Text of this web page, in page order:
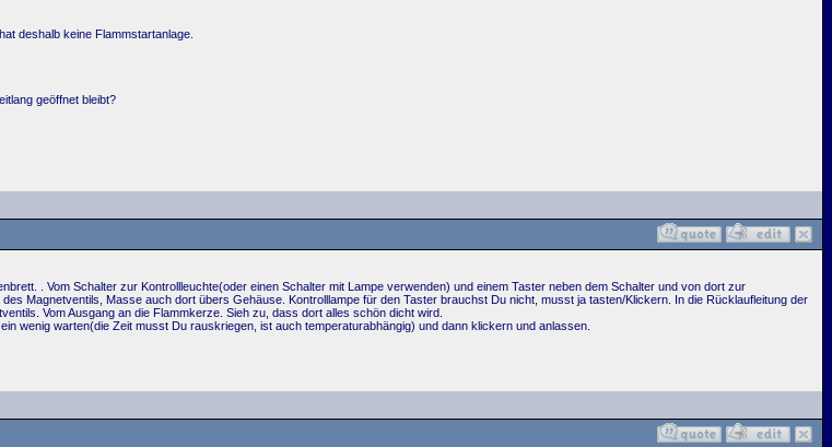
deshalb keine Flammstartanlage.
geöffnet bleibt?
. Vom Schalter zur Kontrollleuchte(oder einen Schalter mit Lampe verwenden) und einem Taster neben dem Schalter und von dort zur
Magnetventils, Masse auch dort übers Gehäuse. Kontrolllampe für den Taster brauchst Du nicht, musst ja tasten/Klickern. In die Rücklaufleitung der
Vom Ausgang an die Flammkerze. Sieh zu, dass dort alles schön dicht wird.
wenig warten(die Zeit musst Du rauskriegen, ist auch temperaturabhängig) und dann klickern und anlassen.